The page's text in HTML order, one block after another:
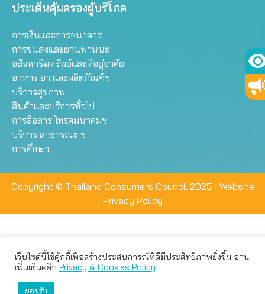
ประเด็นคุ้มครองผู้บริโภค
การเงินและการธนาคาร
การขนส่งและยานพาหนะ
อสังหาริมทรัพย์และที่อยู่อาศัย
อาหาร ยา และผลิตภัณฑ์ฯ
บริการสุขภาพ
สินค้าและบริการทั่วไป
การสื่อสาร โทรคมนาคมฯ
บริการ สาธารณะ ฯ
การศึกษา
Copyright © Thailand Consumers Council 2025 | Website
Privacy Policy
เว็บไซต์นี้ใช้คุ้กกี้เพื่อสร้างประสบการณ์ที่ดีมีประสิทธิภาพยิ่งขึ้น อ่าน
เพิ่มเติมคลิกPrivacy & Cookies Policy
ยอมรับ
เว็บไซต์นี้ใช้คุกกี้เพื่อมอบประสบการณ์การใช้งานที่ดีให้แก่ท่าน คุณ
สามารถเลือกตั้งค่าความเป็นส่วนตัวได้